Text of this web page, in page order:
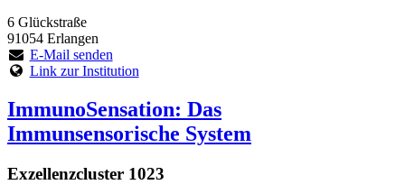
6 Glückstraße
91054 Erlangen
E-Mail senden
Link zur Institution
ImmunoSensation: Das
Immunsensorische System
Exzellenzcluster 1023